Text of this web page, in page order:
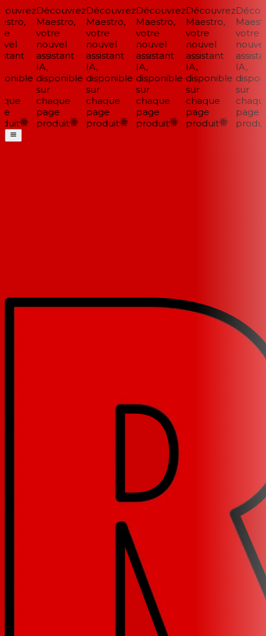
Découvrez
Maestro,
votre
nouvel
assistant
IA,
disponible
sur
chaque
page
produit
Découvrez
Maestro,
votre
nouvel
assistant
IA,
disponible
sur
chaque
page
produit
Découvrez
Maestro,
votre
nouvel
assistant
IA,
disponible
sur
chaque
page
produit
Découvrez
Maestro,
votre
nouvel
assistant
IA,
disponible
sur
chaque
page
produit
votre
nouvel
IA,
sur
chaque
page
produit